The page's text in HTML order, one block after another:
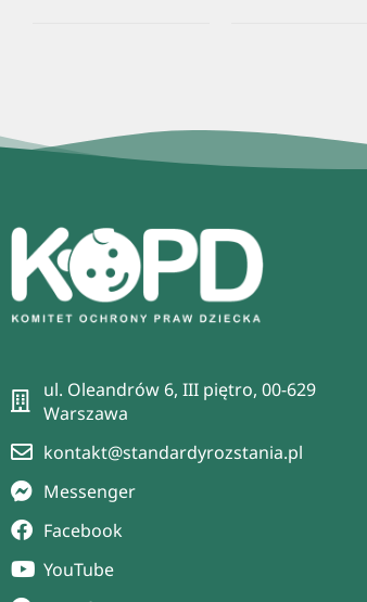
ul. Oleandrów 6, III piętro, 00-629
Warszawa
kontakt@standardyrozstania.pl
Messenger
Facebook
YouTube